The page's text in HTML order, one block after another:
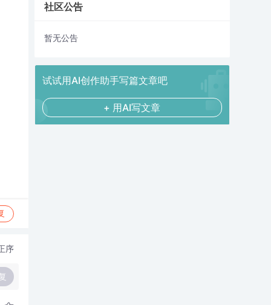
序
社区公告
暂无公告
试试用AI创作助手写篇文章吧
+ 用AI写文章